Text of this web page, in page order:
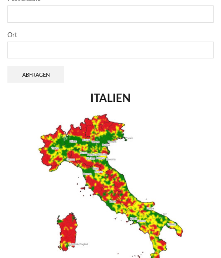
Ort
ABFRAGEN
ITALIEN